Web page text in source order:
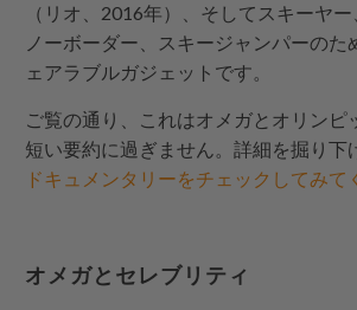
（リオ、2016年）、そしてスキーヤ
ノーボーダー、スキージャンパーのた
ェアラブルガジェットです。
ご覧の通り、これはオメガとオリンピ
短い要約に過ぎません。詳細を掘り下
ドキュメンタリーをチェックしてみて
オメガとセレブリティ